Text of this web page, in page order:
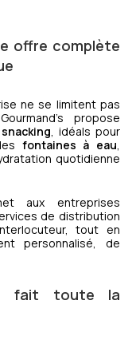
offre complète
ne se limitent pas
propose
, idéals pour
fontaines à eau
quotidienne
aux entreprises
de distribution
tout en
personnalisé, de
fait toute la